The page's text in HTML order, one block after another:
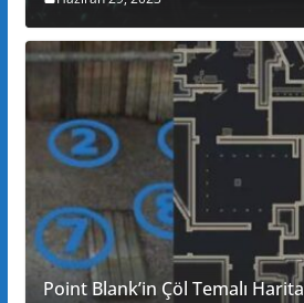
Point Blank’in Çöl Temalı